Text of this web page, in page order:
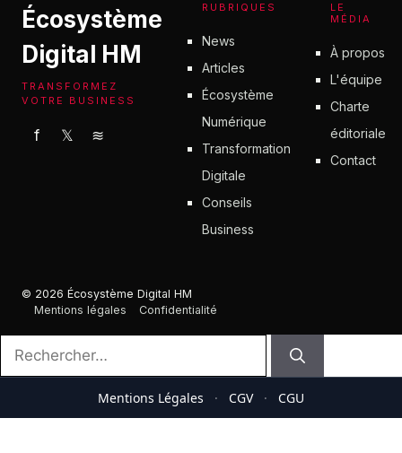
Écosystème
Digital HM
TRANSFORMEZ
VOTRE BUSINESS
f 𝕏 ≋
RUBRIQUES
News
Articles
Écosystème
Numérique
Transformation
Digitale
Conseils
Business
LE
MÉDIA
À propos
L'équipe
Charte
éditoriale
Contact
© 2026 Écosystème Digital HM
Mentions légales
Confidentialité
Rechercher :
Mentions Légales · CGV · CGU